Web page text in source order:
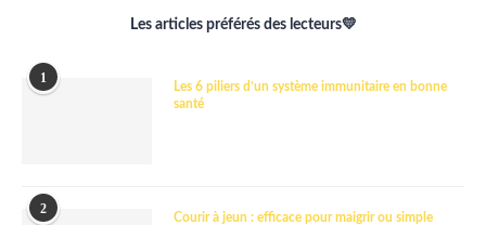
Les articles préférés des lecteurs💛
1
Les 6 piliers d’un système immunitaire en bonne
santé
2
Courir à jeun : efficace pour maigrir ou simple